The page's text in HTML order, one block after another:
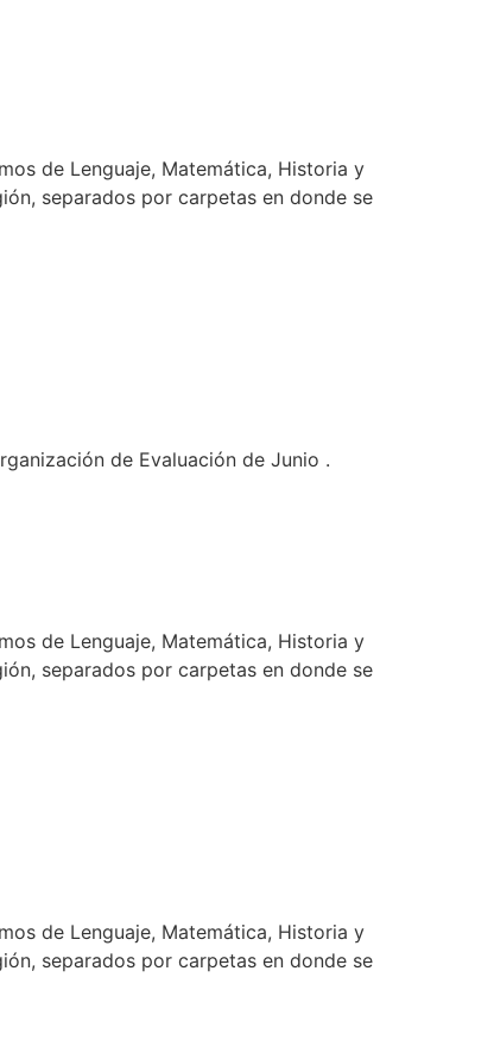
de Lenguaje, Matemática, Historia y
separados por carpetas en donde se
de Evaluación de Junio .
de Lenguaje, Matemática, Historia y
separados por carpetas en donde se
de Lenguaje, Matemática, Historia y
separados por carpetas en donde se